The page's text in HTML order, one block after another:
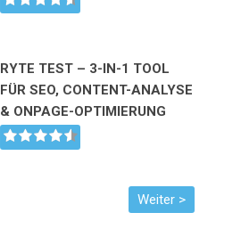
RYTE TEST – 3-IN-1 TOOL
FÜR SEO, CONTENT-ANALYSE
& ONPAGE-OPTIMIERUNG